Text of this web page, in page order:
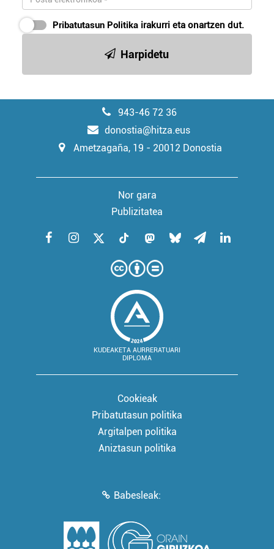
Pribatutasun Politika irakurri eta onartzen dut.
Harpidetu
943-46 72 36
donostia@hitza.eus
Ametzagaña, 19 - 20012 Donostia
Nor gara
Publizitatea
KUDEAKETA AURRERATUARI
DIPLOMA
Cookieak
Pribatutasun politika
Argitalpen politika
Aniztasun politika
Babesleak: